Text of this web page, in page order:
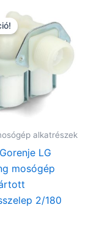
alkatrészek
LG
mosógép
2/180